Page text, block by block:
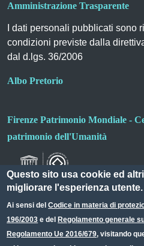
Amministrazione Trasparente
I dati personali pubblicati sono
condizioni previste dalla
dal d.lgs. 36/2006
Albo Pretorio
Firenze Patrimonio Mondiale -
patrimonio dell'Umanità
Small prints
Useful links
Questo sito usa cookie ed
migliorare l'esperienza utente.
Ai sensi delCodice in materia di
196/2003 e del Regolamento generale
Regolamento Ue 2016/679, visitando